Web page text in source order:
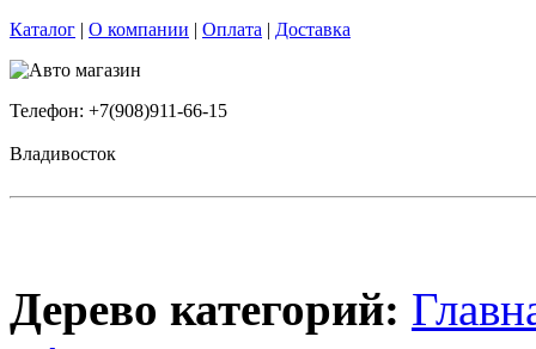
Каталог | О компании | Оплата | Доставка
Телефон: +7(908)911-66-15
Владивосток
Дерево категорий: